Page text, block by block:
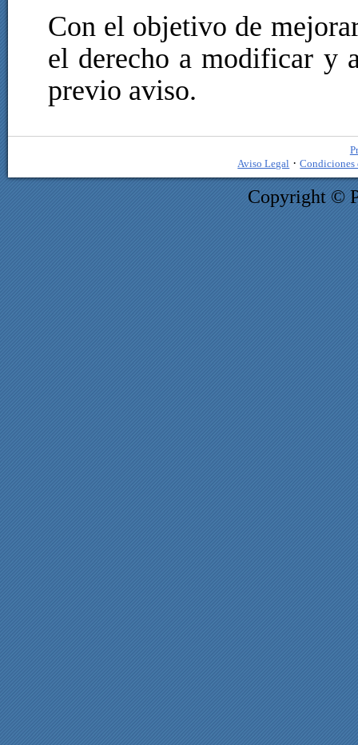
Con el objetivo de
el derecho a modificar y
previo aviso.
Aviso Legal ·Condiciones
Copyright ©